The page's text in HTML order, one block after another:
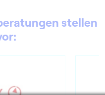
stellen